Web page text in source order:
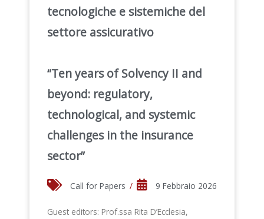
tecnologiche e sistemiche del
settore assicurativo
“Ten years of Solvency II and
beyond: regulatory,
technological, and systemic
challenges in the insurance
sector”
Call for Papers / 9 Febbraio 2026
Guest editors: Prof.ssa Rita D’Ecclesia,